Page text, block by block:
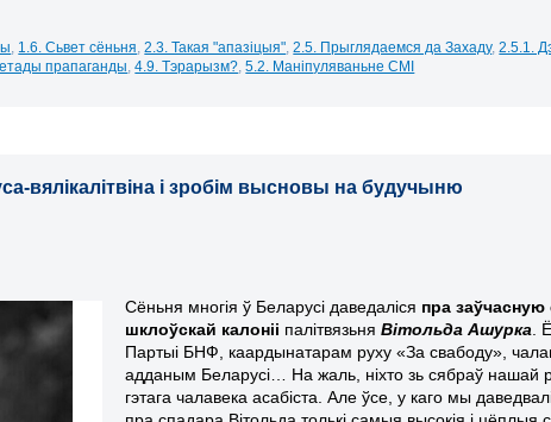
1.6. Сьвет сёньня ,2.3. Такая "апазіцыя" ,2.5. Прыглядаемся да Захаду,2.5.1.
прапаганды ,4.9. Тэрарызм? ,5.2. Маніпуляваньне СМІ
вялікалітвіна і зробім высновы на будучыню
Сёньня многія ў Беларусі даведаліся пра
шклоўскай калоніі палітвязьняВітольда Ашурка .
Партыі БНФ, каардынатарам руху «За свабоду»,
адданым Беларусі… На жаль, ніхто зь сябраў нашай
гэтага чалавека асабіста. Але ўсе, у каго мы